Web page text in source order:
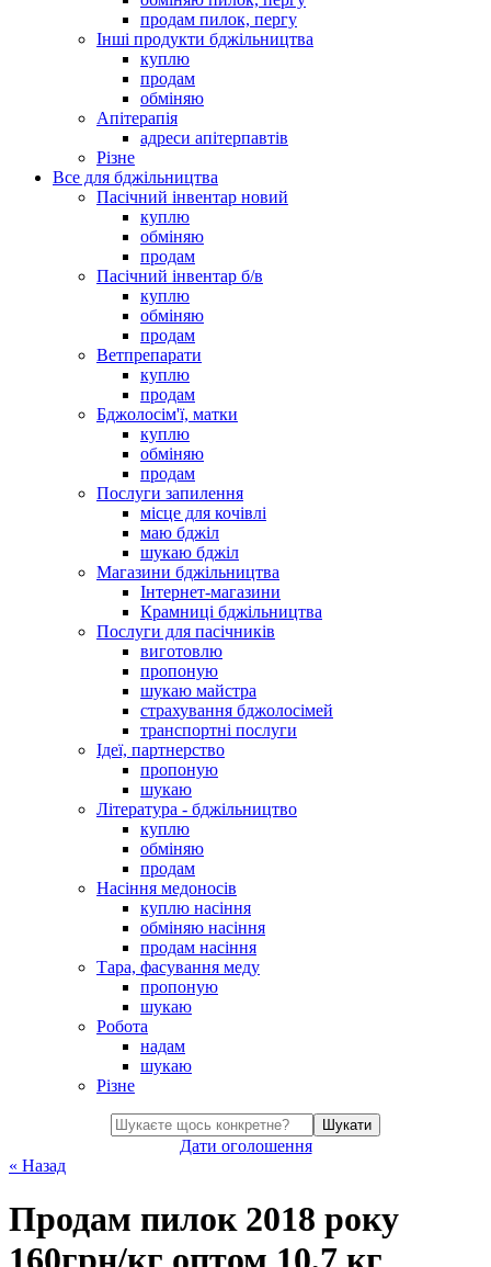
продам пилок, пергу
Інші продукти бджільництва
куплю
продам
обміняю
Апітерапія
адреси апітерпавтів
Різне
Все для бджільництва
Пасічний інвентар новий
куплю
обміняю
продам
Пасічний інвентар б/в
куплю
обміняю
продам
Ветпрепарати
куплю
продам
Бджолосім'ї, матки
куплю
обміняю
продам
Послуги запилення
місце для кочівлі
маю бджіл
шукаю бджіл
Магазини бджільництва
Інтернет-магазини
Крамниці бджільництва
Послуги для пасічників
виготовлю
пропоную
шукаю майстра
страхування бджолосімей
транспортні послуги
Ідеї, партнерство
пропоную
шукаю
Література - бджільництво
куплю
обміняю
продам
Насіння медоносів
куплю насіння
обміняю насіння
продам насіння
Тара, фасування меду
пропоную
шукаю
Робота
надам
шукаю
Різне
Шукати
Дати оголошення
« Назад
Продам пилок 2018 року